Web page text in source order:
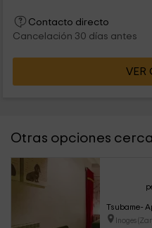
Contacto directo
Cancelación 30 días antes
VER
Otras opciones
Tsubame-
Inoges